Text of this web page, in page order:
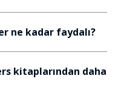
ne kadar faydalı?
kitaplarından daha